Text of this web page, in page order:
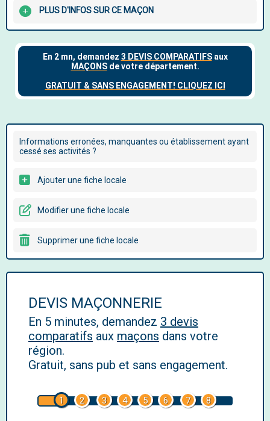
PLUS D'INFOS SUR CE MAÇON
Informations erronées, manquantes ou établissement ayant
cessé ses activités ?
Ajouter une fiche locale
Modifier une fiche locale
Supprimer une fiche locale
DEVIS MAÇONNERIE
En 5 minutes, demandez 3 devis
comparatifs aux maçons dans votre
région.
Gratuit, sans pub et sans engagement.
1 2 3 4 5 6 7 8